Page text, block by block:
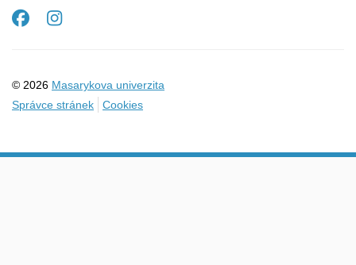
© 2026 Masarykova univerzita
Správce stránek
Cookies
Facebook
Instagram